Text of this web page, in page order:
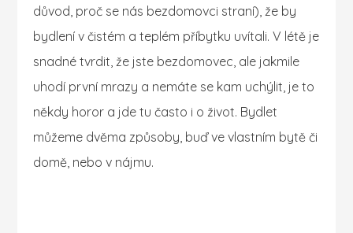
důvod, proč se nás bezdomovci straní), že by
bydlení v čistém a teplém příbytku uvítali. V létě je
snadné tvrdit, že jste bezdomovec, ale jakmile
uhodí první mrazy a nemáte se kam uchýlit, je to
někdy horor a jde tu často i o život. Bydlet
můžeme dvěma způsoby, buď ve vlastním bytě či
domě, nebo v nájmu.